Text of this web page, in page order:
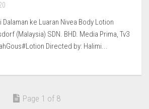
Dalaman ke Luaran Nivea Body Lotion
(Malaysia) SDN. BHD. Media Prima, Tv3
Directed by: Halimi...
Page 1 of 8